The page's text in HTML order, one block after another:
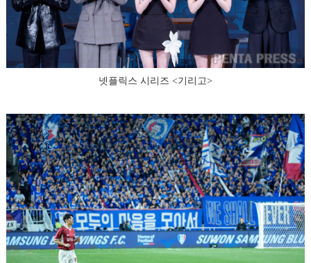
넷플릭스 시리즈 <기리고>